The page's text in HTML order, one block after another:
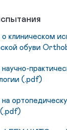
клиническом
обуви
(.pdf)